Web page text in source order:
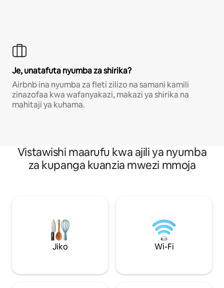
Je, unatafuta nyumba za shirika?
Airbnb ina nyumba za fleti zilizo na samani kamili
zinazofaa kwa wafanyakazi, makazi ya shirika na
mahitaji ya kuhama.
Vistawishi maarufu kwa ajili ya nyumba
za kupanga kuanzia mwezi mmoja
Jiko Wi-Fi